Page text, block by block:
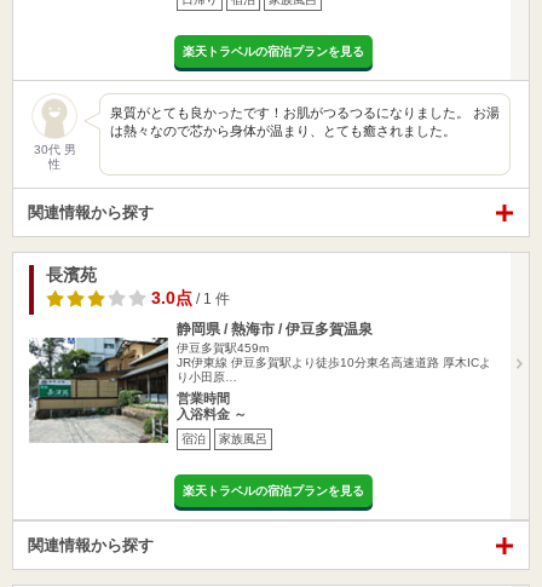
楽天トラベルの宿泊プランを見る
30代 男
性
泉質がとても良かったです！お肌がつるつるになりました。 お湯
は熱々なので芯から身体が温まり、とても癒されました。
関連情報から探す
長濱苑
3.0点 / 1 件
静岡県 / 熱海市 / 伊豆多賀温泉
伊豆多賀駅459m
JR伊東線 伊豆多賀駅より徒歩10分東名高速道路 厚木ICよ
り小田原…
営業時間
入浴料金 ～
宿泊 家族風呂
楽天トラベルの宿泊プランを見る
関連情報から探す